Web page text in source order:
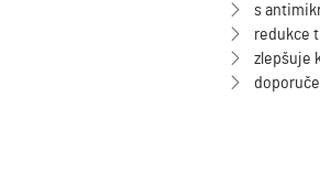
s
redukce
zlepšuje